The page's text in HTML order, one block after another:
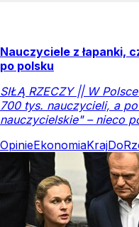
Nauczyciele z łapanki,
po polsku
SIŁĄ RZECZY || W
700 tys. nauczycieli, a
nauczycielskie" – nieco
OpinieEkonomiaKraj